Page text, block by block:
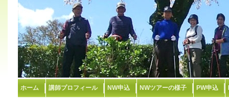
ホーム 講師プロフィール NW申込 NWツアーの様子 PW申込